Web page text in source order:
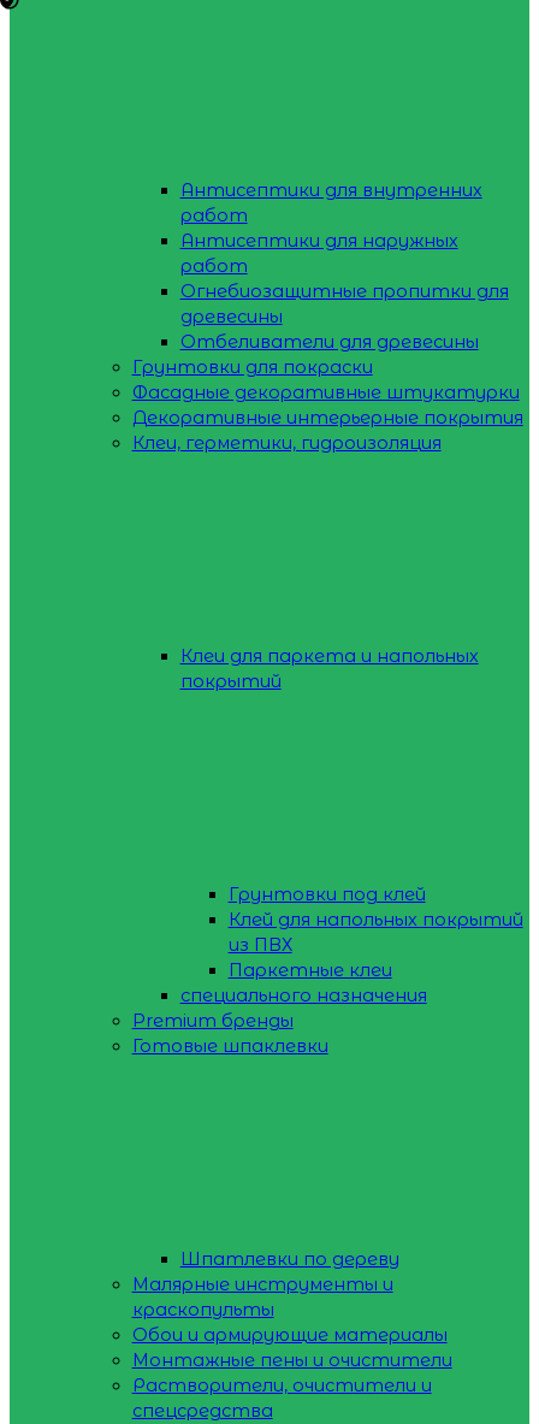
Антисептики для внутренних
работ
Антисептики для наружных
работ
Огнебиозащитные пропитки для
древесины
Отбеливатели для древесины
Грунтовки для покраски
Фасадные декоративные штукатурки
Декоративные интерьерные покрытия
Клеи, герметики, гидроизоляция
Клеи для паркета и напольных
покрытий
Грунтовки под клей
Клей для напольных покрытий
из ПВХ
Паркетные клеи
специального назначения
Premium бренды
Готовые шпаклевки
Шпатлевки по дереву
Малярные инструменты и
краскопульты
Обои и армирующие материалы
Монтажные пены и очистители
Растворители, очистители и
спецсредства